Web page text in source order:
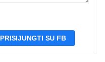
PRISIJUNGTI SU FB